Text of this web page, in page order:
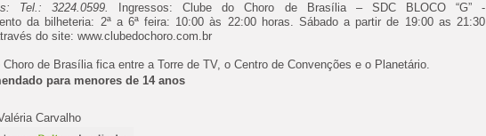
Tel.: 3224.0599.
Ingressos: Clube do Choro de Brasília – SDC BLOCO “G” -
da bilheteria: 2ª a 6ª feira: 10:00 às 22:00 horas. Sábado a partir de 19:00 as 21:30
através do site: www.clubedochoro.com.br
Choro de Brasília fica entre a Torre de TV, o Centro de Convenções e o Planetário.
para menores de 14 anos
Carvalho